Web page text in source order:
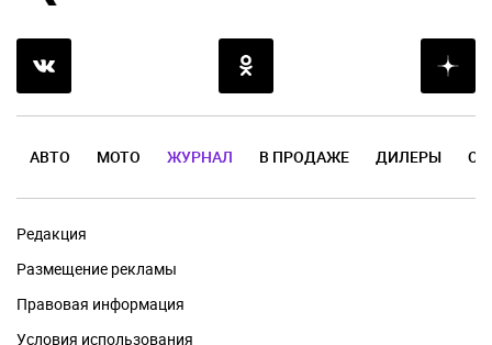
АВТО МОТО ЖУРНАЛ В ПРОДАЖЕ ДИЛЕРЫ
Редакция
Размещение рекламы
Правовая информация
Условия использования